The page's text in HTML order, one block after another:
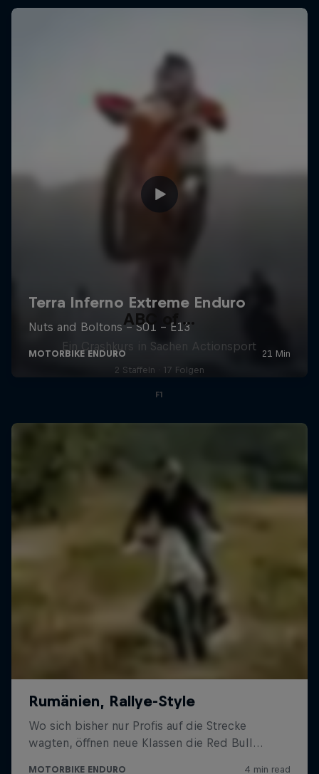
ABC of ...
Ein Crashkurs in Sachen Actionsport
2 Staffeln · 17 Folgen
F1